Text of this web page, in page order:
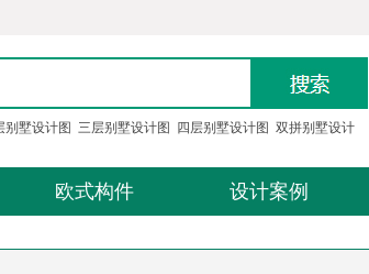
别墅设计图 三层别墅设计图 四层别墅设计图 双拼别墅设计
欧式构件 设计案例